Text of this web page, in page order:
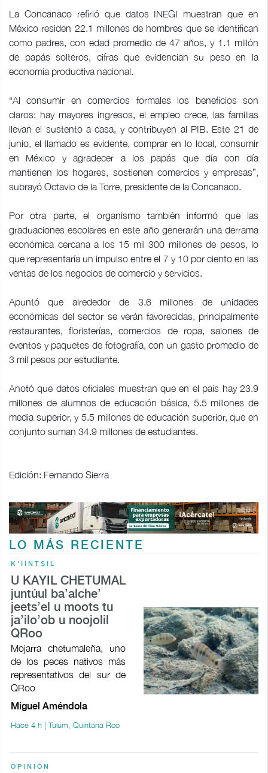
La Concanaco refirió que datos INEGI muestran que en
México residen 22.1 millones de hombres que se identifican
como padres, con edad promedio de 47 años, y 1.1 millón
de papás solteros, cifras que evidencian su peso en la
economía productiva nacional.
“Al consumir en comercios formales los beneficios son
claros: hay mayores ingresos, el empleo crece, las familias
llevan el sustento a casa, y contribuyen al PIB. Este 21 de
junio, el llamado es evidente, comprar en lo local, consumir
en México y agradecer a los papás que día con día
mantienen los hogares, sostienen comercios y empresas”,
subrayó Octavio de la Torre, presidente de la Concanaco.
Por otra parte, el organismo también informó que las
graduaciones escolares en este año generarán una derrama
económica cercana a los 15 mil 300 millones de pesos, lo
que representaría un impulso entre el 7 y 10 por ciento en las
ventas de los negocios de comercio y servicios.
Apuntó que alrededor de 3.6 millones de unidades
económicas del sector se verán favorecidas, principalmente
restaurantes, floristerías, comercios de ropa, salones de
eventos y paquetes de fotografía, con un gasto promedio de
3 mil pesos por estudiante.
Anotó que datos oficiales muestran que en el país hay 23.9
millones de alumnos de educación básica, 5.5 millones de
media superior, y 5.5 millones de educación superior, que en
conjunto suman 34.9 millones de estudiantes.
Edición: Fernando Sierra
LO MÁS RECIENTE
K'IINTSIL
U KAYIL CHETUMAL
juntúul ba’alche’
jeets’el u moots tu
ja’ilo’ob u noojolil
QRoo
Mojarra chetumaleña, uno
de los peces nativos más
representativos del sur de
QRoo
Miguel Améndola
Hace 4 h | Tulum, Quintana Roo
OPINIÓN